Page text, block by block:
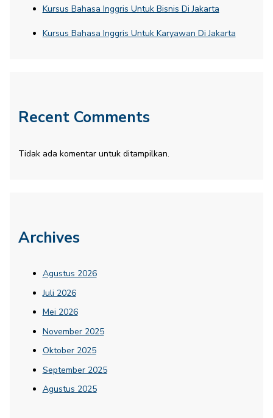
Kursus Bahasa Inggris Untuk Bisnis Di Jakarta
Kursus Bahasa Inggris Untuk Karyawan Di Jakarta
Recent Comments
Tidak ada komentar untuk ditampilkan.
Archives
Agustus 2026
Juli 2026
Mei 2026
November 2025
Oktober 2025
September 2025
Agustus 2025